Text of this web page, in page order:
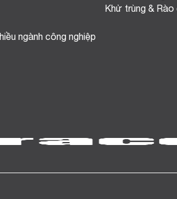
ngành công nghiệp
Khử trùng & Rào